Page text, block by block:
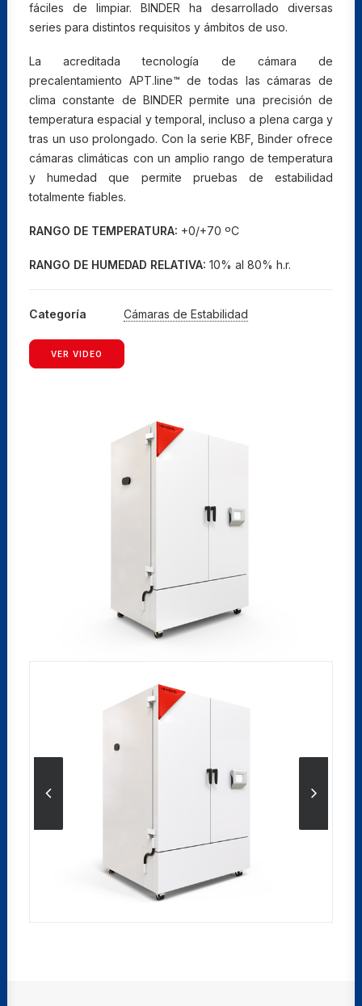
fáciles de limpiar. BINDER ha desarrollado diversas
series para distintos requisitos y ámbitos de uso.
La acreditada tecnología de cámara de
precalentamiento APT.line™ de todas las cámaras de
clima constante de BINDER permite una precisión de
temperatura espacial y temporal, incluso a plena carga y
tras un uso prolongado. Con la serie KBF, Binder ofrece
cámaras climáticas con un amplio rango de temperatura
y humedad que permite pruebas de estabilidad
totalmente fiables.
RANGO DE TEMPERATURA: +0/+70 ºC
RANGO DE HUMEDAD RELATIVA: 10% al 80% h.r.
Categoría Cámaras de Estabilidad
VER VIDEO